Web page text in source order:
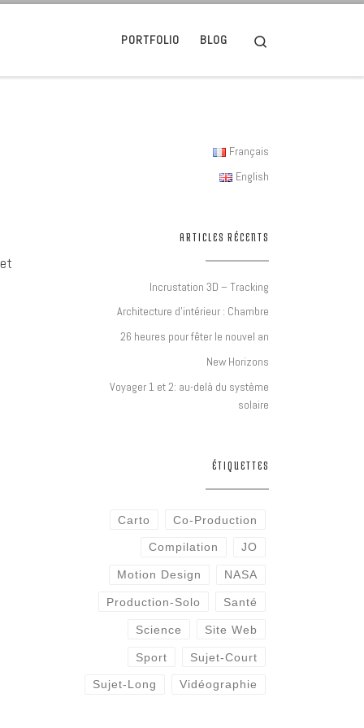
PORTFOLIO BLOG
Français
English
ARTICLES RÉCENTS
Incrustation 3D – Tracking
Architecture d’intérieur : Chambre
26 heures pour fêter le nouvel an
New Horizons
Voyager 1 et 2: au-delà du système
solaire
ÉTIQUETTES
Carto Co-Production
Compilation JO
Motion Design NASA
Production-Solo Santé
Science Site Web
Sport Sujet-Court
Sujet-Long Vidéographie